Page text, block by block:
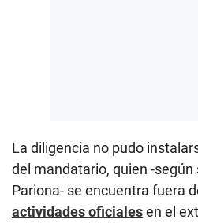
La diligencia no pudo
del mandatario, quien -
Pariona- se encuentra fuera
actividades oficialesen el